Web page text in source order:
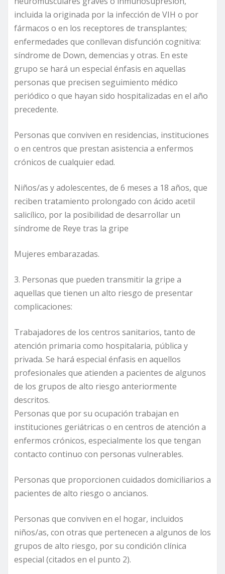
incluida la originada por la infección de VIH o por
fármacos o en los receptores de transplantes;
enfermedades que conllevan disfunción cognitiva:
síndrome de Down, demencias y otras. En este
grupo se hará un especial énfasis en aquellas
personas que precisen seguimiento médico
periódico o que hayan sido hospitalizadas en el año
precedente.
Personas que conviven en residencias, instituciones
o en centros que prestan asistencia a enfermos
crónicos de cualquier edad.
Niños/as y adolescentes, de 6 meses a 18 años, que
reciben tratamiento prolongado con ácido acetil
salicílico, por la posibilidad de desarrollar un
síndrome de Reye tras la gripe
Mujeres embarazadas.
3. Personas que pueden transmitir la gripe a
aquellas que tienen un alto riesgo de presentar
complicaciones:
Trabajadores de los centros sanitarios, tanto de
atención primaria como hospitalaria, pública y
privada. Se hará especial énfasis en aquellos
profesionales que atienden a pacientes de algunos
de los grupos de alto riesgo anteriormente
descritos.
Personas que por su ocupación trabajan en
instituciones geriátricas o en centros de atención a
enfermos crónicos, especialmente los que tengan
contacto continuo con personas vulnerables.
Personas que proporcionen cuidados domiciliarios a
pacientes de alto riesgo o ancianos.
Personas que conviven en el hogar, incluidos
niños/as, con otras que pertenecen a algunos de los
grupos de alto riesgo, por su condición clínica
especial (citados en el punto 2).